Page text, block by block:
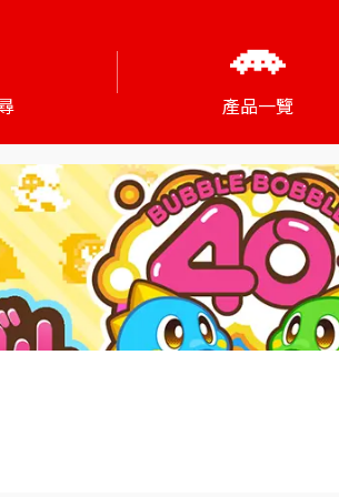
產品一覽